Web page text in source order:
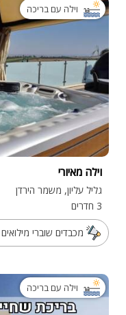
וילה עם בריכה
וילה מאיורי
גליל עליון, משמר הירדן
3 חדרים
מכבדים שוברי מילואים
וילה עם בריכה